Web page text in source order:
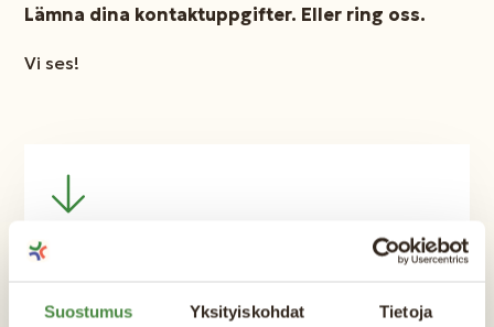
Suostumus Yksityiskohdat Tietoja
Lämna dina kontaktuppgifter. Eller ring oss.
Vi ses!
Anmäl dig här så hittar vi en lämplig tidpunkt